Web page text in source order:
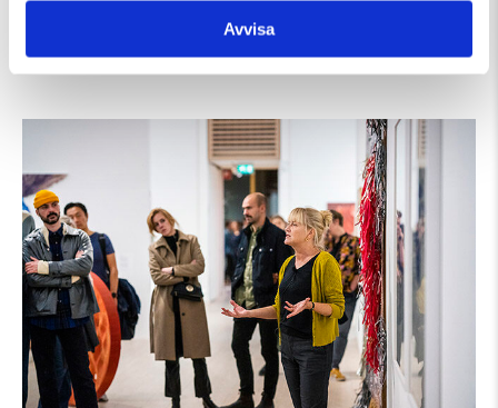
Avvisa
Guidad visning Tillfällig utställning